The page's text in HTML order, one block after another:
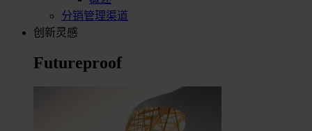
分销管理渠道
创新灵感
Futureproof